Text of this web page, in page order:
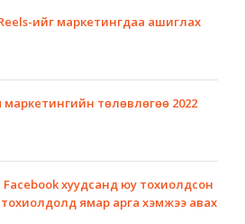
ийг маркетингдаа ашиглах
төлөвлөгөө 2022
Facebook хуудсанд юу тохиолдсон
ямар арга хэмжээ авах